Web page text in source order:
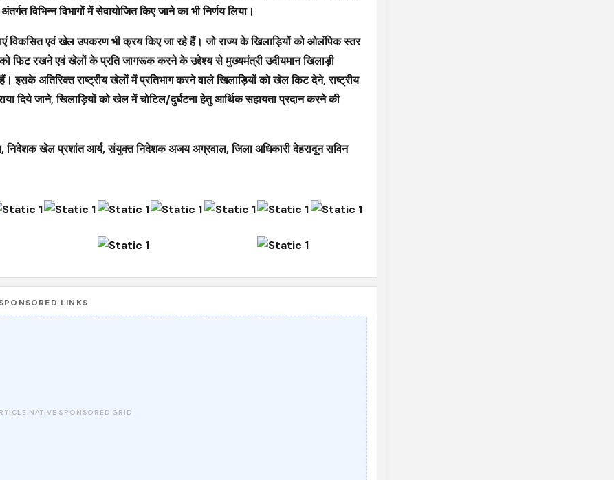
विभिन्न विभागों में सेवायोजित किए जाने का भी निर्णय लिया।
विकसित एवं खेल उपकरण भी क्रय किए जा रहे हैं। जो राज्य के खिलाड़ियों को ओलंपिक स्तर
फिट रखने एवं खेलों के प्रति जागरूक करने के उद्देश्य से मुख्यमंत्री उदीयमान खिलाड़ी
अतिरिक्त राष्ट्रीय खेलों में प्रतिभाग करने वाले खिलाड़ियों को खेल किट देने, राष्ट्रीय
दिये जाने, खिलाड़ियों को खेल में चोटिल/दुर्घटना हेतु आर्थिक सहायता प्रदान करने की
निदेशक खेल प्रशांत आर्य, संयुक्त निदेशक अजय अग्रवाल, जिला अधिकारी देहरादून सविन
LINKS